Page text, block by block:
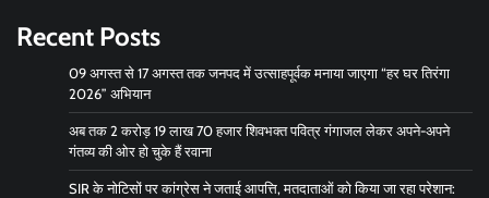
Recent Posts
09 अगस्त से 17 अगस्त तक जनपद में उत्साहपूर्वक मनाया जाएगा “हर घर तिरंगा
2026” अभियान
अब तक 2 करोड़ 19 लाख 70 हजार शिवभक्त पवित्र गंगाजल लेकर अपने-अपने
गंतव्य की ओर हो चुके हैं रवाना
SIR के नोटिसों पर कांग्रेस ने जताई आपत्ति, मतदाताओं को किया जा रहा परेशान: